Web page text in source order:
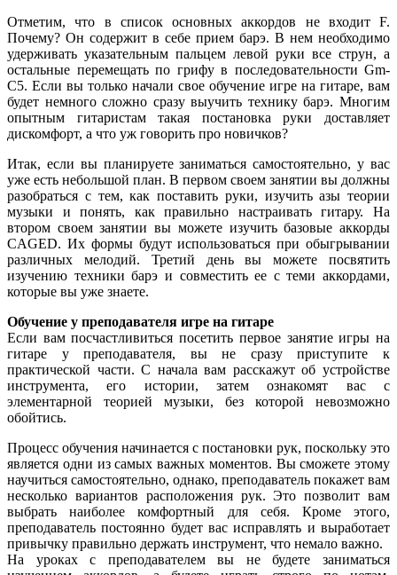
Отметим, что в список основных аккордов не входит F.
Почему? Он содержит в себе прием барэ. В нем необходимо
удерживать указательным пальцем левой руки все струн, а
остальные перемещать по грифу в последовательности Gm-
C5. Если вы только начали свое обучение игре на гитаре, вам
будет немного сложно сразу выучить технику барэ. Многим
опытным гитаристам такая постановка руки доставляет
дискомфорт, а что уж говорить про новичков?
Итак, если вы планируете заниматься самостоятельно, у вас
уже есть небольшой план. В первом своем занятии вы должны
разобраться с тем, как поставить руки, изучить азы теории
музыки и понять, как правильно настраивать гитару. На
втором своем занятии вы можете изучить базовые аккорды
CAGED. Их формы будут использоваться при обыгрывании
различных мелодий. Третий день вы можете посвятить
изучению техники барэ и совместить ее с теми аккордами,
которые вы уже знаете.
Обучение у преподавателя игре на гитаре
Если вам посчастливиться посетить первое занятие игры на
гитаре у преподавателя, вы не сразу приступите к
практической части. С начала вам расскажут об устройстве
инструмента, его истории, затем ознакомят вас с
элементарной теорией музыки, без которой невозможно
обойтись.
Процесс обучения начинается с постановки рук, поскольку это
является одни из самых важных моментов. Вы сможете этому
научиться самостоятельно, однако, преподаватель покажет вам
несколько вариантов расположения рук. Это позволит вам
выбрать наиболее комфортный для себя. Кроме этого,
преподаватель постоянно будет вас исправлять и выработает
привычку правильно держать инструмент, что немало важно.
На уроках с преподавателем вы не будете заниматься